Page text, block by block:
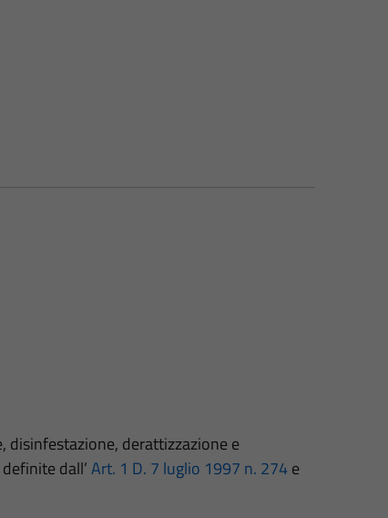
disinfestazione, derattizzazione e
dall’Art. 1 D. 7 luglio 1997 n. 274e